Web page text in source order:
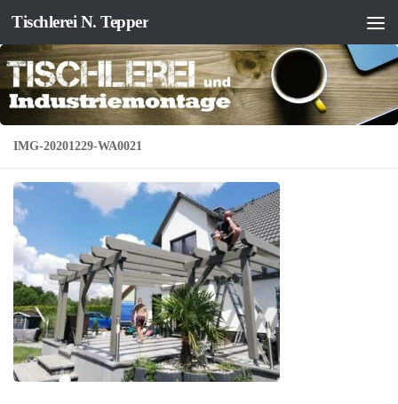
Zum Inhalt springen
Tischlerei N. Tepper
IMG-20201229-WA0021